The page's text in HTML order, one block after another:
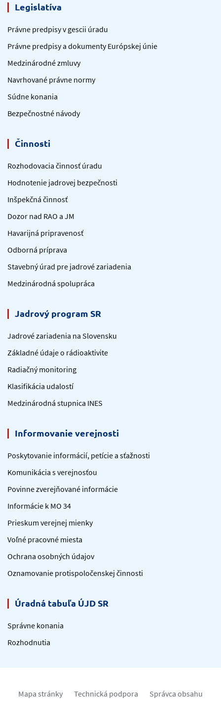
Legislatíva
Právne predpisy v gescii úradu
Právne predpisy a dokumenty Európskej únie
Medzinárodné zmluvy
Navrhované právne normy
Súdne konania
Bezpečnostné návody
Činnosti
Rozhodovacia činnosť úradu
Hodnotenie jadrovej bezpečnosti
Inšpekčná činnosť
Dozor nad RAO a JM
Havarijná pripravenosť
Odborná príprava
Stavebný úrad pre jadrové zariadenia
Medzinárodná spolupráca
Jadrový program SR
Jadrové zariadenia na Slovensku
Základné údaje o rádioaktivite
Radiačný monitoring
Klasifikácia udalostí
Medzinárodná stupnica INES
Informovanie verejnosti
Poskytovanie informácií, petície a sťažnosti
Komunikácia s verejnosťou
Povinne zverejňované informácie
Informácie k MO 34
Prieskum verejnej mienky
Voľné pracovné miesta
Ochrana osobných údajov
Oznamovanie protispoločenskej činnosti
Úradná tabuľa ÚJD SR
Správne konania
Rozhodnutia
Mapa stránky Technická podpora Správca obsahu